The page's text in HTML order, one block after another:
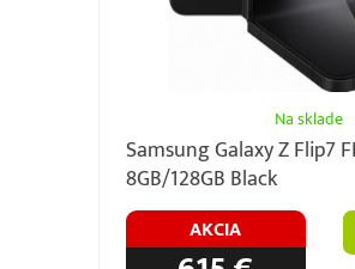
Na sklade
Samsung Galaxy Z Flip7
8GB/128GB Black
AKCIA